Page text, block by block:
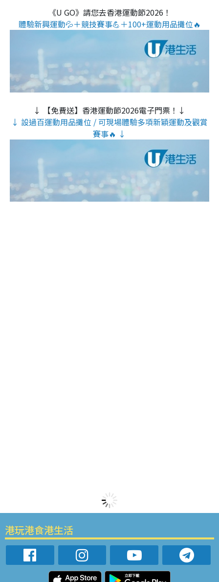
《U GO》請您去香港運動節2026！
體驗新興運動💦＋競技賽事💪＋100+運動用品攤位🔥
↓ 【免費送】香港運動節2026電子門票！↓
↓ 設過百運動用品攤位 / 可現場體驗多項新穎運動及觀賞
賽事🔥 ↓
港玩港食港生活